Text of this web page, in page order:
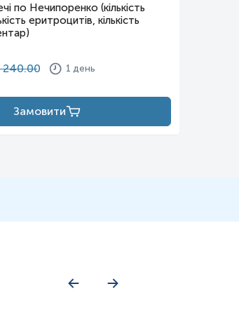
по Нечипоренко (кількість
еритроцитів, кількість
240.00 1 день
Замовити